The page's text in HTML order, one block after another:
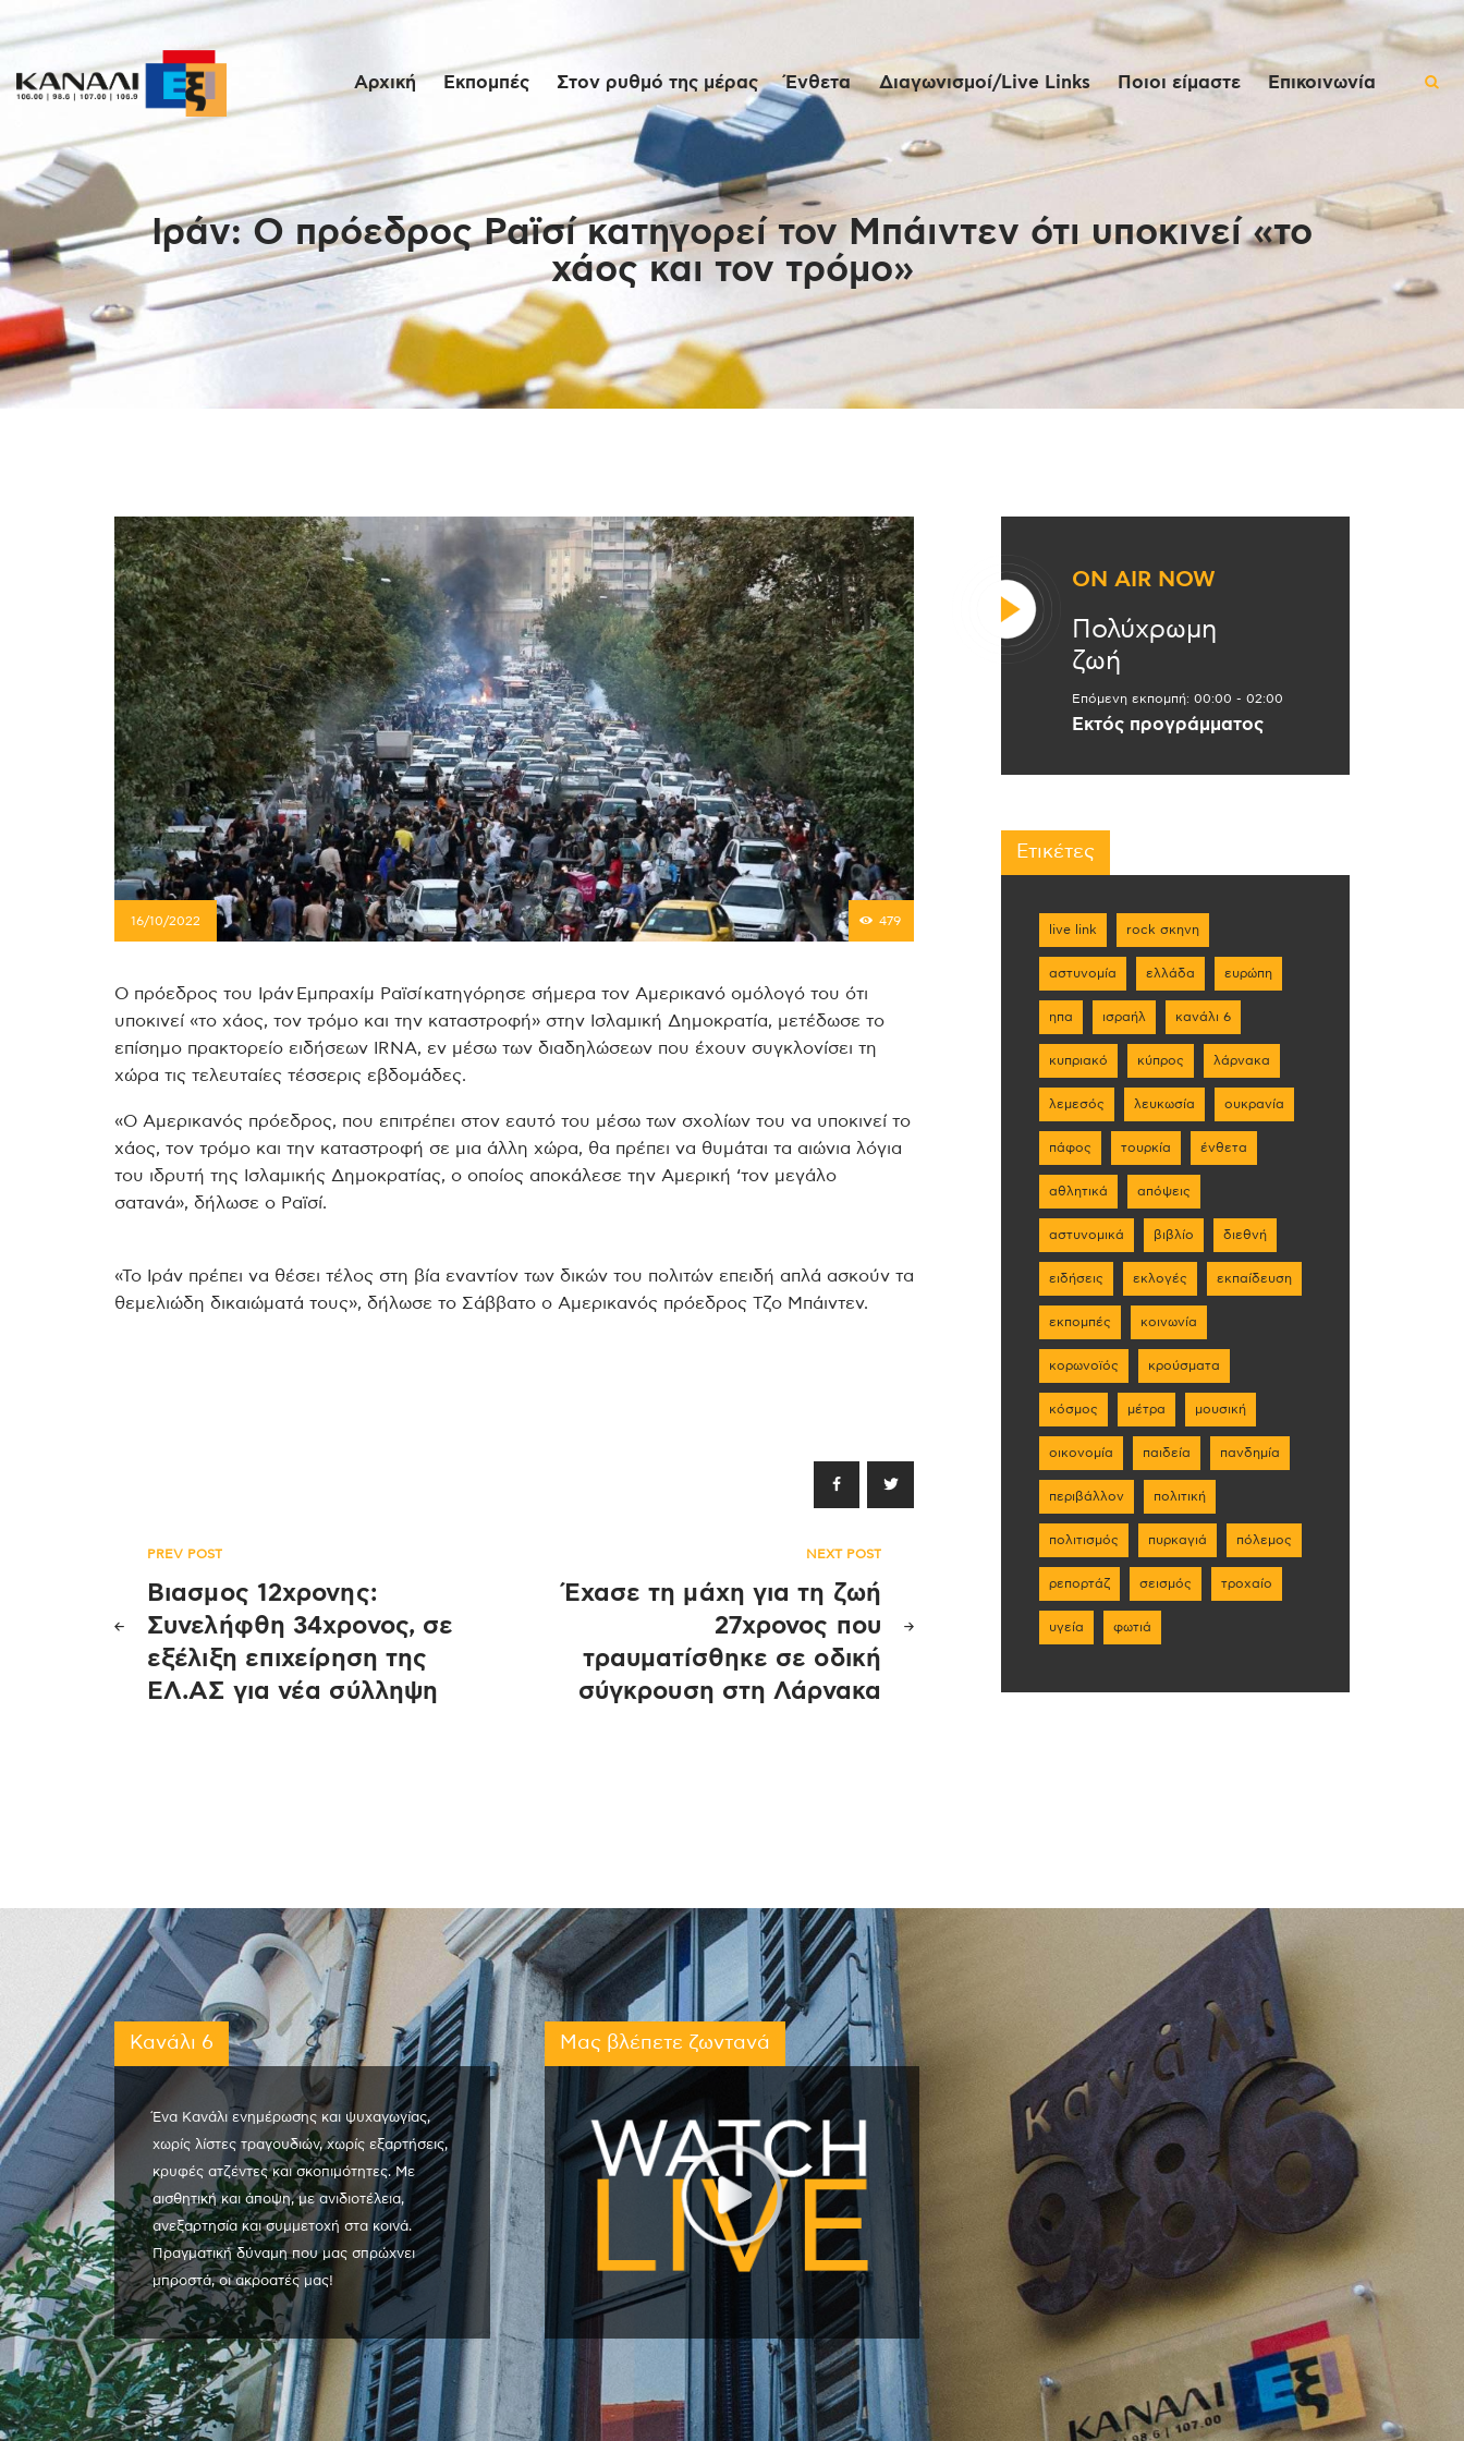
Αρχική Εκπομπές Στον ρυθμό της μέρας Ένθετα Διαγωνισμοί/Live Links Ποιοι είμαστε Επικοινωνία
Ιράν: Ο πρόεδρος Ραϊσί κατηγορεί τον Μπάιντεν ότι υποκινεί «το
χάος και τον τρόμο»
Αρχική
Εκπομπές
Στον ρυθμό της
μέρας
Ένθετα
Διαγωνισμοί/Live
Links
Επικοινωνία
16/10/2022 479
Ο πρόεδρος του Ιράν Εμπραχίμ Ραϊσί κατηγόρησε σήμερα τον Αμερικανό ομόλογό του ότι
υποκινεί «το χάος, τον τρόμο και την καταστροφή» στην Ισλαμική Δημοκρατία, μετέδωσε το
επίσημο πρακτορείο ειδήσεων IRNA, εν μέσω των διαδηλώσεων που έχουν συγκλονίσει τη
χώρα τις τελευταίες τέσσερις εβδομάδες.
«Ο Αμερικανός πρόεδρος, που επιτρέπει στον εαυτό του μέσω των σχολίων του να υποκινεί το
χάος, τον τρόμο και την καταστροφή σε μια άλλη χώρα, θα πρέπει να θυμάται τα αιώνια λόγια
του ιδρυτή της Ισλαμικής Δημοκρατίας, ο οποίος αποκάλεσε την Αμερική ‘τον μεγάλο
σατανά», δήλωσε ο Ραϊσί.
«Το Ιράν πρέπει να θέσει τέλος στη βία εναντίον των δικών του πολιτών επειδή απλά ασκούν τα
θεμελιώδη δικαιώματά τους», δήλωσε το Σάββατο ο Αμερικανός πρόεδρος Τζο Μπάιντεν.
Πλοήγηση
άρθρων
PREV POST
Βιασμος 12χρονης:
Συνελήφθη 34χρονος, σε
εξέλιξη επιχείρηση της
ΕΛ.ΑΣ για νέα σύλληψη
NEXT POST
Έχασε τη μάχη για τη ζωή
27χρονος που
τραυματίσθηκε σε οδική
σύγκρουση στη Λάρνακα
ON AIR NOW
Πολύχρωμη
ζωή
Επόμενη εκπομπή: 00:00 - 02:00
Εκτός προγράμματος
Ετικέτες
live link rock σκηνη
αστυνομία ελλάδα ευρώπη
ηπα ισραήλ κανάλι 6
κυπριακό κύπρος λάρνακα
λεμεσός λευκωσία ουκρανία
πάφος τουρκία ένθετα
αθλητικά απόψεις
αστυνομικά βιβλίο διεθνή
ειδήσεις εκλογές εκπαίδευση
εκπομπές κοινωνία
κορωνοϊός κρούσματα
κόσμος μέτρα μουσική
οικονομία παιδεία πανδημία
περιβάλλον πολιτική
πολιτισμός πυρκαγιά πόλεμος
ρεπορτάζ σεισμός τροχαίο
υγεία φωτιά
Κανάλι 6
Ένα Κανάλι ενημέρωσης και ψυχαγωγίας,
χωρίς λίστες τραγουδιών, χωρίς εξαρτήσεις,
κρυφές ατζέντες και σκοπιμότητες. Με
αισθητική και άποψη, με ανιδιοτέλεια,
ανεξαρτησία και συμμετοχή στα κοινά.
Πραγματική δύναμη που μας σπρώχνει
μπροστά, οι ακροατές μας!
Μας βλέπετε ζωντανά